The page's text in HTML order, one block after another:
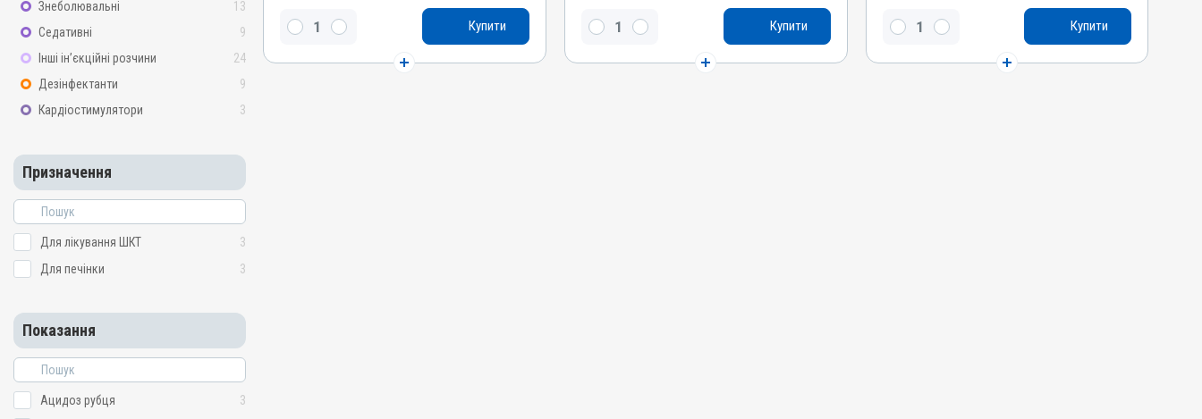
Знеболювальні
13
Седативні
9
Інші ін’єкційні розчини
24
Дезінфектанти
9
Кардіостимулятори
3
Призначення
Для лікування ШКТ
3
Для печінки
3
Показання
Ацидоз рубця
3
Натрію сульфат безводний, Натрію
гідрокарбонат
Купити
Натрію сульфат безводний, Натрію
гідрокарбонат
Купити
Натрію сульфат безводний, Натрію
гідрокарбонат
Купити